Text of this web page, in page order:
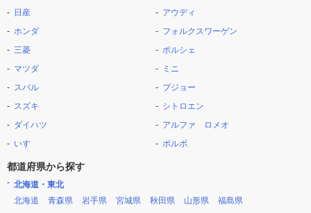
日産
ホンダ
三菱
マツダ
スバル
スズキ
ダイハツ
いすゞ
アウディ
フォルクスワーゲン
ポルシェ
ミニ
プジョー
シトロエン
アルファ ロメオ
ボルボ
都道府県から探す
北海道・東北
北海道
青森県 岩手県 宮城県 秋田県 山形県 福島県